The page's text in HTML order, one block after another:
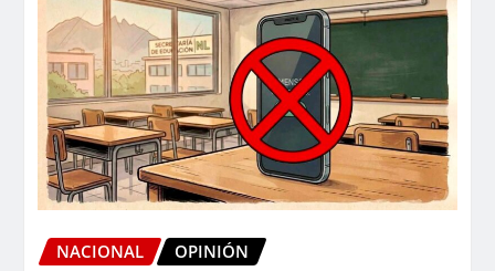
NACIONAL OPINIÓN